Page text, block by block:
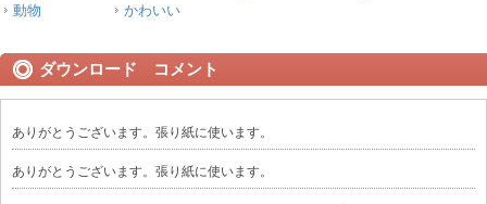
動物
かわいい
ダウンロード コメント
ありがとうございます。張り紙に使います。
ありがとうございます。張り紙に使います。